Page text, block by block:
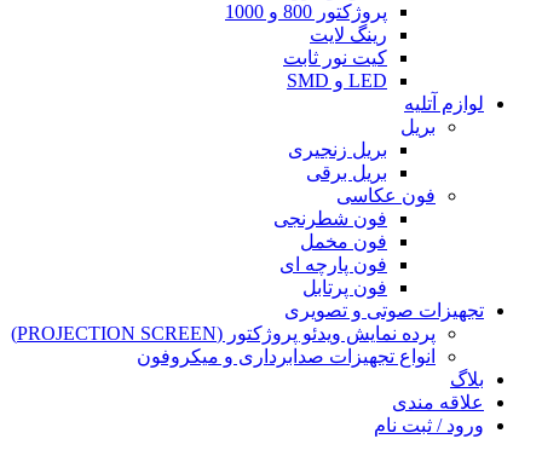
پروژکتور 800 و 1000
رینگ لایت
کیت نور ثابت
LED و SMD
لوازم آتلیه
بریل
بریل زنجیری
بریل برقی
فون عکاسی
فون شطرنجی
فون مخمل
فون پارچه ای
فون پرتابل
تجهیزات صوتی و تصویری
پرده نمایش ویدئو پروژکتور (PROJECTION SCREEN)
انواع تجهیزات صدابرداری و میکروفون
بلاگ
علاقه مندی
ورود / ثبت نام